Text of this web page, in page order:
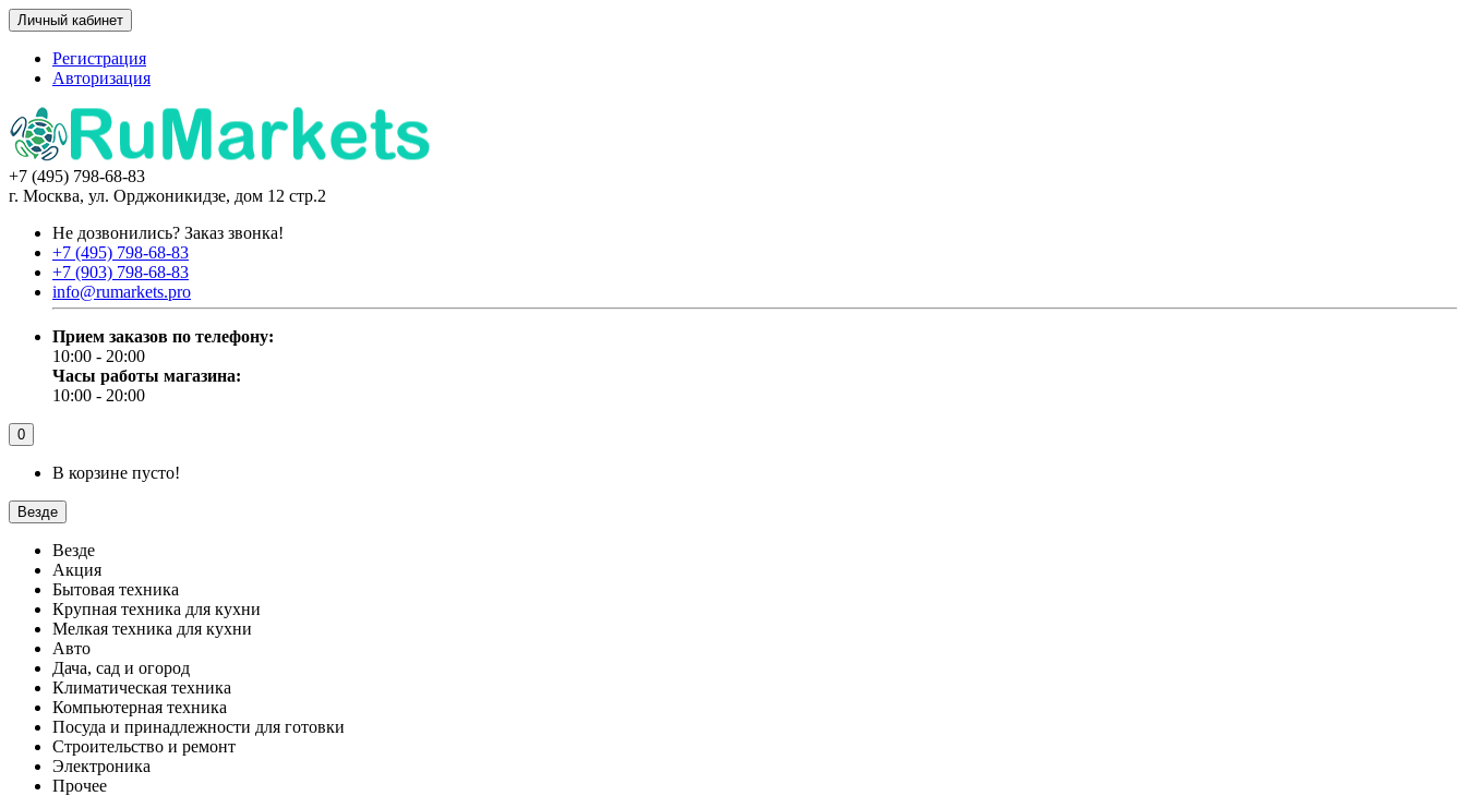
Личный кабинет
Регистрация
Авторизация
+7 (495) 798-68-83
г. Москва, ул. Орджоникидзе, дом 12 стр.2
Не дозвонились? Заказ звонка!
+7 (495) 798-68-83
+7 (903) 798-68-83
info@rumarkets.pro
Прием заказов по телефону:
10:00 - 20:00
Часы работы магазина:
10:00 - 20:00
0
В корзине пусто!
Везде
Везде
Акция
Бытовая техника
Крупная техника для кухни
Мелкая техника для кухни
Авто
Дача, сад и огород
Климатическая техника
Компьютерная техника
Посуда и принадлежности для готовки
Строительство и ремонт
Электроника
Прочее